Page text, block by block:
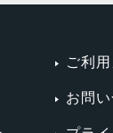
ご利
お問